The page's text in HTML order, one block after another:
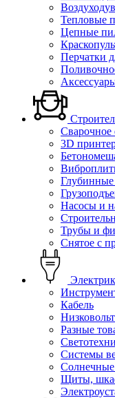
Тепловые
Цепные
Перчатки
Сварочное
3D
Глубинные
Насосы и
Трубы и
Снятое с
Кабель
Разные
Системы
Щиты,